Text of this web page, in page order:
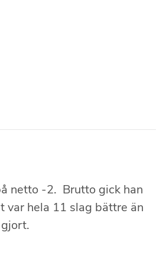
netto -2. Brutto gick han
var hela 11 slag bättre än